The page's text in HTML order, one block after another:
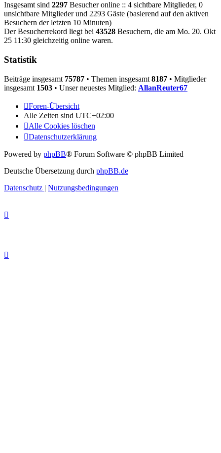
Insgesamt sind 2297 Besucher online :: 4 sichtbare Mitglieder, 0
unsichtbare Mitglieder und 2293 Gäste (basierend auf den aktiven
Besuchern der letzten 10 Minuten)
Der Besucherrekord liegt bei 43528 Besuchern, die am Mo. 20. Okt
25 11:30 gleichzeitig online waren.
Statistik
Beiträge insgesamt 75787 • Themen insgesamt 8187 • Mitglieder
insgesamt 1503 • Unser neuestes Mitglied: AllanReuter67
Foren-Übersicht
Alle Zeiten sind UTC+02:00
Alle Cookies löschen
Datenschutzerklärung
Powered by phpBB® Forum Software © phpBB Limited
Deutsche Übersetzung durch phpBB.de
Datenschutz | Nutzungsbedingungen